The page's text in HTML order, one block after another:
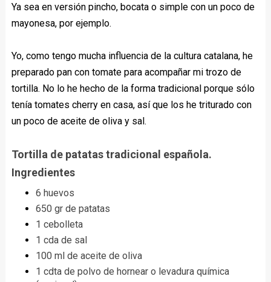
Ya sea en versión pincho, bocata o simple con un poco de
mayonesa, por ejemplo.
Yo, como tengo mucha influencia de la cultura catalana, he
preparado pan con tomate para acompañar mi trozo de
tortilla. No lo he hecho de la forma tradicional porque sólo
tenía tomates cherry en casa, así que los he triturado con
un poco de aceite de oliva y sal.
Tortilla de patatas tradicional española.
Ingredientes
6 huevos
650 gr de patatas
1 cebolleta
1 cda de sal
100 ml de aceite de oliva
1 cdta de polvo de hornear o levadura química